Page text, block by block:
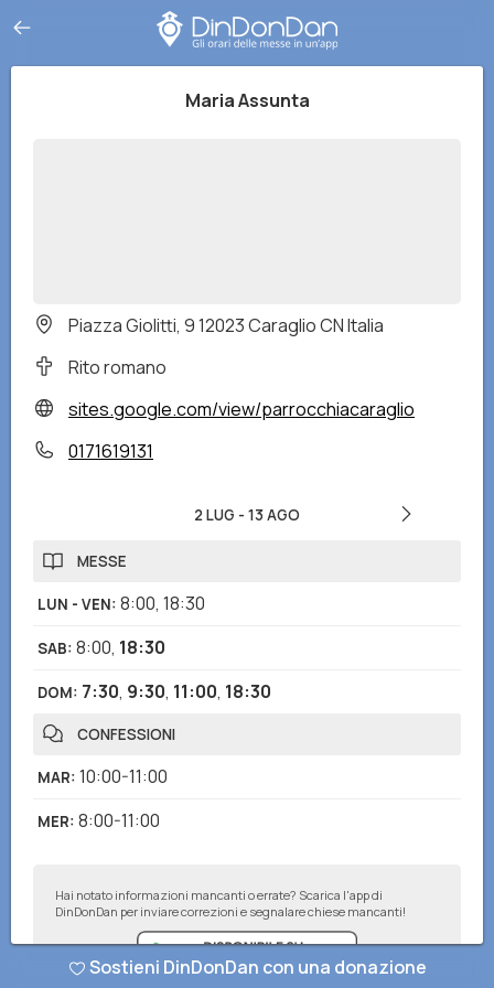
Maria Assunta
Piazza Giolitti, 9 12023 Caraglio CN Italia
Rito romano
sites.google.com/view/parrocchiacaraglio
0171619131
2 LUG - 13 AGO
MESSE
LUN - VEN: 8:00, 18:30
SAB: 8:00, 18:30
DOM: 7:30, 9:30, 11:00, 18:30
CONFESSIONI
MAR: 10:00-11:00
MER: 8:00-11:00
Hai notato informazioni mancanti o errate? Scarica l'app di
DinDonDan per inviare correzioni e segnalare chiese mancanti!
Sostieni DinDonDan con una donazione